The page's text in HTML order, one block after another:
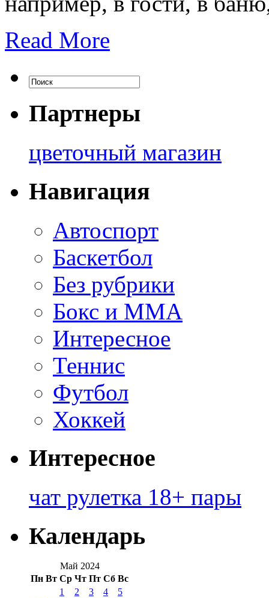
Read More
Партнеры
цветочный магазин
Навигация
Автоспорт
Баскетбол
Без рубрики
Бокс и ММА
Интересное
Теннис
Футбол
Хоккей
Интересное
чат рулетка 18+ пары
Календарь
Май 2024
Пн Вт Ср Чт Пт Сб Вс
1 2 3 4
5